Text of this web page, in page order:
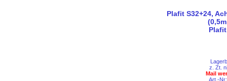
Plafit S32+24,
z. Zt.
Mail
Art.-